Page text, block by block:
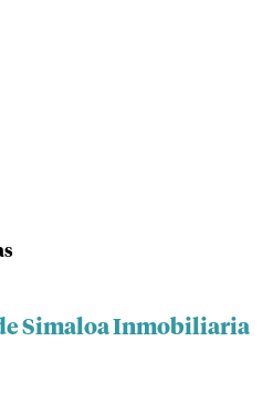
Simaloa Inmobiliaria